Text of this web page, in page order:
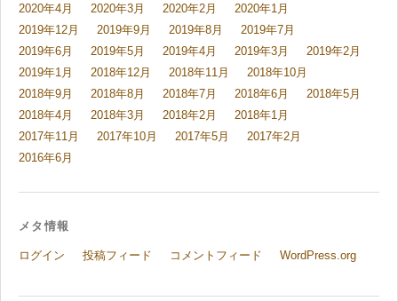
2020年4月
2020年3月 2020年2月
2020年1月
2019年12月
2019年9月 2019年8月
2019年7月
2019年6月
2019年5月 2019年4月 2019年3月
2019年2月
2019年1月
2018年12月 2018年11月
2018年10月
2018年9月
2018年8月 2018年7月 2018年6月
2018年5月
2018年4月
2018年3月 2018年2月
2018年1月
2017年11月
2017年10月 2017年5月
2017年2月
2016年6月
メタ情報
ログイン 投稿フィード コメントフィード WordPress.org